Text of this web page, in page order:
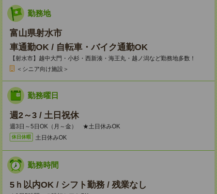
勤務地
富山県射水市
車通勤OK / 自転車・バイク通勤OK
【射水市】越中大門・小杉・西新湊・海王丸・越ノ潟など勤務地多数！
＜シニア向け施設＞
勤務曜日
週2～3 / 土日祝休
週3日～5日OK（月～金） ★土日休みOK
休日休暇 土日休みOK
勤務時間
5ｈ以内OK / シフト勤務 / 残業なし